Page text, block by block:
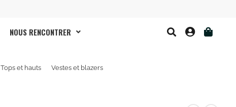
NOUS RENCONTRER
Tops et hauts Vestes et blazers